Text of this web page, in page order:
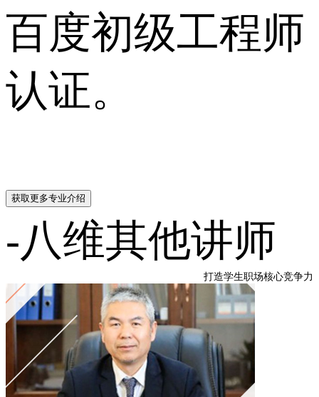
百度初级工程师
认证。
获取更多专业介绍
-八维其他讲师
打造学生职场核心竞争力